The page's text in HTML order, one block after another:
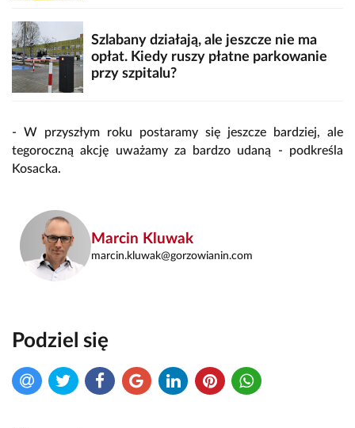
Szlabany działają, ale jeszcze nie ma
opłat. Kiedy ruszy płatne parkowanie
przy szpitalu?
- W przyszłym roku postaramy się jeszcze bardziej, ale
tegoroczną akcję uważamy za bardzo udaną - podkreśla
Kosacka.
Marcin Kluwak
marcin.kluwak@gorzowianin.com
Podziel się